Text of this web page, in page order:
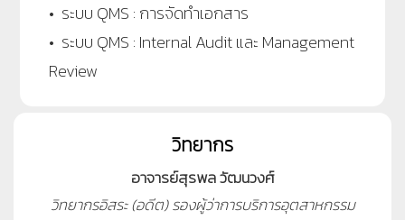
• ระบบ QMS : การจัดทำเอกสาร
• ระบบ QMS : Internal Audit และ Management
Review
วิทยากร
อาจารย์สุรพล วัฒนวงศ์
วิทยากรอิสระ (อดีต) รองผู้ว่าการบริการอุตสาหกรรม